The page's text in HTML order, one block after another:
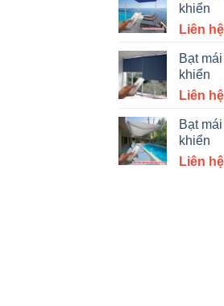
khiển
Liên hệ
Bạt
khiển
Liên hệ
Bạt
khiển
Liên hệ